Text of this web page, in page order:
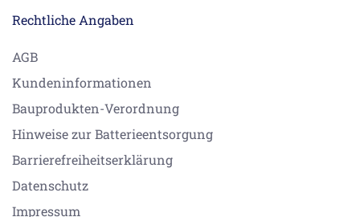
Rechtliche Angaben
AGB
Kundeninformationen
Bauprodukten-Verordnung
Hinweise zur Batterieentsorgung
Barrierefreiheitserklärung
Datenschutz
Impressum